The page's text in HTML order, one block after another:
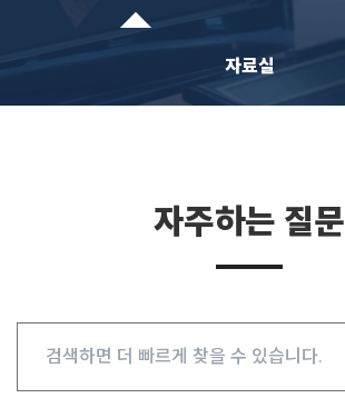
자료실
자주하는 질문